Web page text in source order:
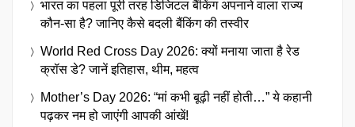
भारत का पहला पूरी तरह डिजिटल बैंकिंग अपनाने वाला राज्य
कौन-सा है? जानिए कैसे बदली बैंकिंग की तस्वीर
World Red Cross Day 2026: क्यों मनाया जाता है रेड
क्रॉस डे? जानें इतिहास, थीम, महत्व
Mother’s Day 2026: “मां कभी बूढ़ी नहीं होती…” ये कहानी
पढ़कर नम हो जाएंगी आपकी आंखें!